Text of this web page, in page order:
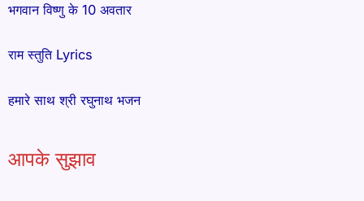
भगवान विष्णु के 10 अवतार
राम स्तुति Lyrics
हमारे साथ श्री रघुनाथ भजन
आपके सुझाव